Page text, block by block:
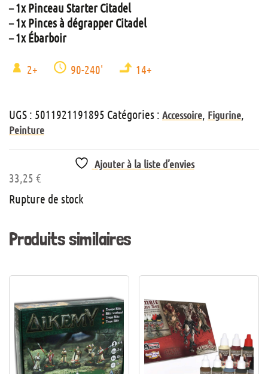
– 1x Pinceau Starter Citadel
– 1x Pinces à dégrapper Citadel
– 1x Ébarboir
2+ 90-240' 14+
UGS : 5011921191895 Catégories : Accessoire, Figurine,
Peinture
Ajouter à la liste d’envies
33,25 €
Rupture de stock
Produits similaires